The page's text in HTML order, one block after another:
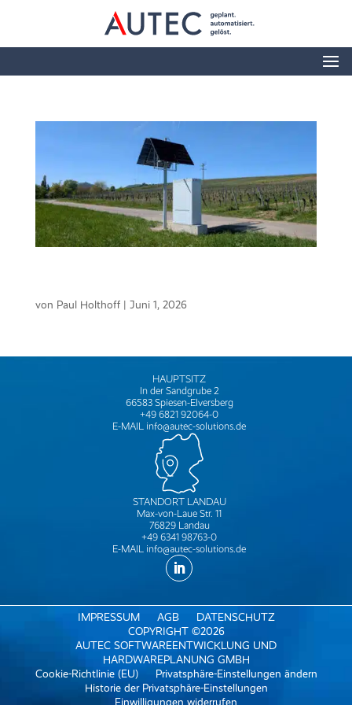
von Paul Holthoff| Juni 1, 2026
HAUPTSITZ
In der Sandgrube 2
66583 Spiesen-Elversberg
+49 6821 92064-0
E-MAIL info@autec-solutions.de
STANDORT LANDAU
Max-von-Laue Str. 11
76829 Landau
+49 6341 98763-0
E-MAIL info@autec-solutions.de
IMPRESSUM AGB
DATENSCHUTZ
COPYRIGHT ©2026
AUTEC SOFTWAREENTWICKLUNG UND
HARDWAREPLANUNG GMBH
Cookie-Richtlinie (EU)
Privatsphäre-Einstellungen ändern
Historie der Privatsphäre-Einstellungen